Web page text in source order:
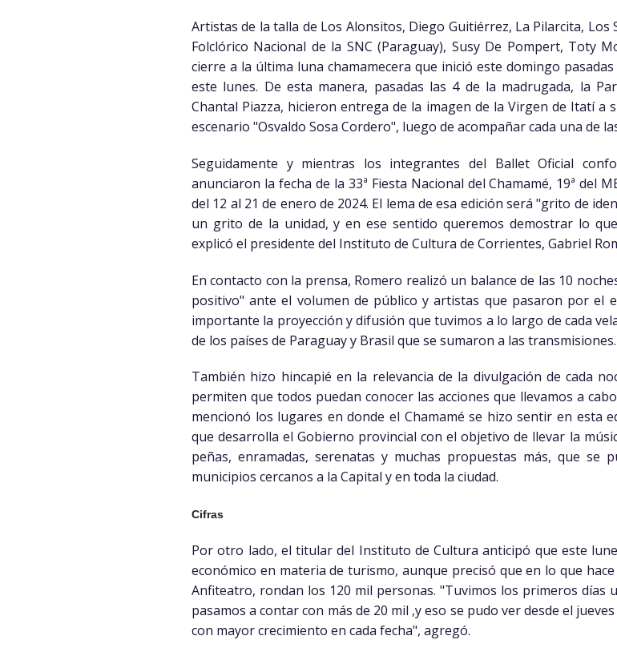
Artistas de la talla de Los Alonsitos, Diego Guitiérrez, La Pilarcita,
Folclórico Nacional de la SNC (Paraguay), Susy De Pompert,
cierre a la última luna chamamecera que inició este domingo
este lunes. De esta manera, pasadas las 4 de la madrugada, la
Chantal Piazza, hicieron entrega de la imagen de la Virgen de Itatí
escenario "Osvaldo Sosa Cordero", luego de acompañar cada una de
Seguidamente y mientras los integrantes del Ballet Oficial
anunciaron la fecha de la 33ª Fiesta Nacional del Chamamé, 19ª del
del 12 al 21 de enero de 2024. El lema de esa edición será "grito de
un grito de la unidad, y en ese sentido queremos demostrar lo
explicó el presidente del Instituto de Cultura de Corrientes, Gabriel
En contacto con la prensa, Romero realizó un balance de las 10
positivo" ante el volumen de público y artistas que pasaron por el
importante la proyección y difusión que tuvimos a lo largo de cada
de los países de Paraguay y Brasil que se sumaron a las transmisiones.
También hizo hincapié en la relevancia de la divulgación de cada
permiten que todos puedan conocer las acciones que llevamos a
mencionó los lugares en donde el Chamamé se hizo sentir en esta
que desarrolla el Gobierno provincial con el objetivo de llevar la
peñas, enramadas, serenatas y muchas propuestas más, que
municipios cercanos a la Capital y en toda la ciudad.
Cifras
Por otro lado, el titular del Instituto de Cultura anticipó que este
económico en materia de turismo, aunque precisó que en lo que
Anfiteatro, rondan los 120 mil personas. "Tuvimos los primeros días
pasamos a contar con más de 20 mil ,y eso se pudo ver desde el
con mayor crecimiento en cada fecha", agregó.